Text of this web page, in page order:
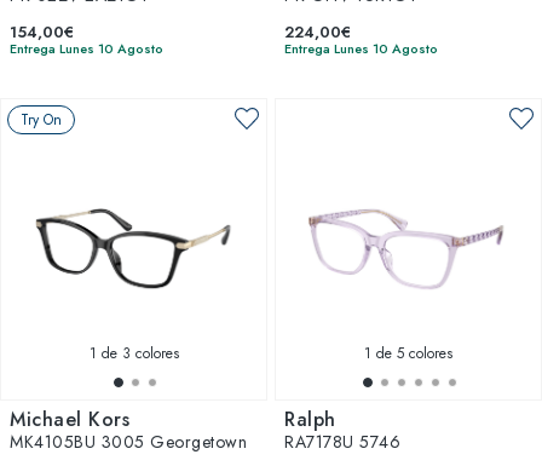
154,00€
Entrega Lunes 10 Agosto
224,00€
Entrega Lunes 10 Agosto
Try On
1 de 3 colores
Michael Kors
MK4105BU 3005 Georgetown
1 de 5 colores
Ralph
RA7178U 5746